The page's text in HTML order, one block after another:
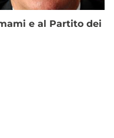
e al Partito dei